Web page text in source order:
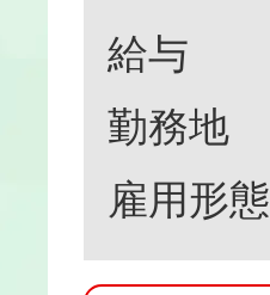
給与
勤務地
雇用形態